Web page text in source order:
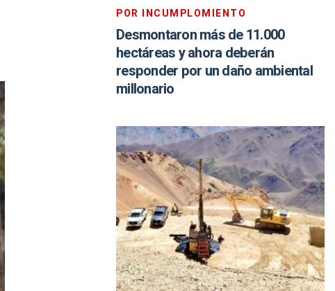
POR INCUMPLOMIENTO
Desmontaron más de 11.000
hectáreas y ahora deberán
responder por un daño ambiental
millonario